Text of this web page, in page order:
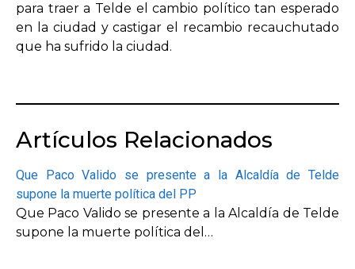
para traer a Telde el cambio político tan esperado
en la ciudad y castigar el recambio recauchutado
que ha sufrido la ciudad.
Artículos Relacionados
Que Paco Valido se presente a la Alcaldía de Telde
supone la muerte política del PP
Que Paco Valido se presente a la Alcaldía de Telde
supone la muerte política del…